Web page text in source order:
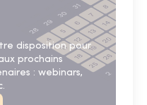
disposition pour
prochains
: webinars,